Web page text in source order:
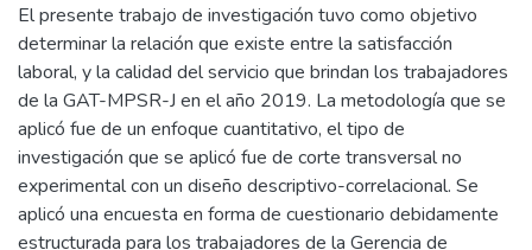
El presente trabajo de investigación tuvo como objetivo
determinar la relación que existe entre la satisfacción
laboral, y la calidad del servicio que brindan los trabajadores
de la GAT-MPSR-J en el año 2019. La metodología que se
aplicó fue de un enfoque cuantitativo, el tipo de
investigación que se aplicó fue de corte transversal no
experimental con un diseño descriptivo-correlacional. Se
aplicó una encuesta en forma de cuestionario debidamente
estructurada para los trabajadores de la Gerencia de